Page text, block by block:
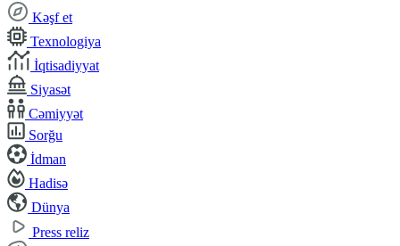
Kəşf et
Texnologiya
İqtisadiyyat
Siyasət
Cəmiyyət
Sorğu
İdman
Hadisə
Dünya
Press reliz